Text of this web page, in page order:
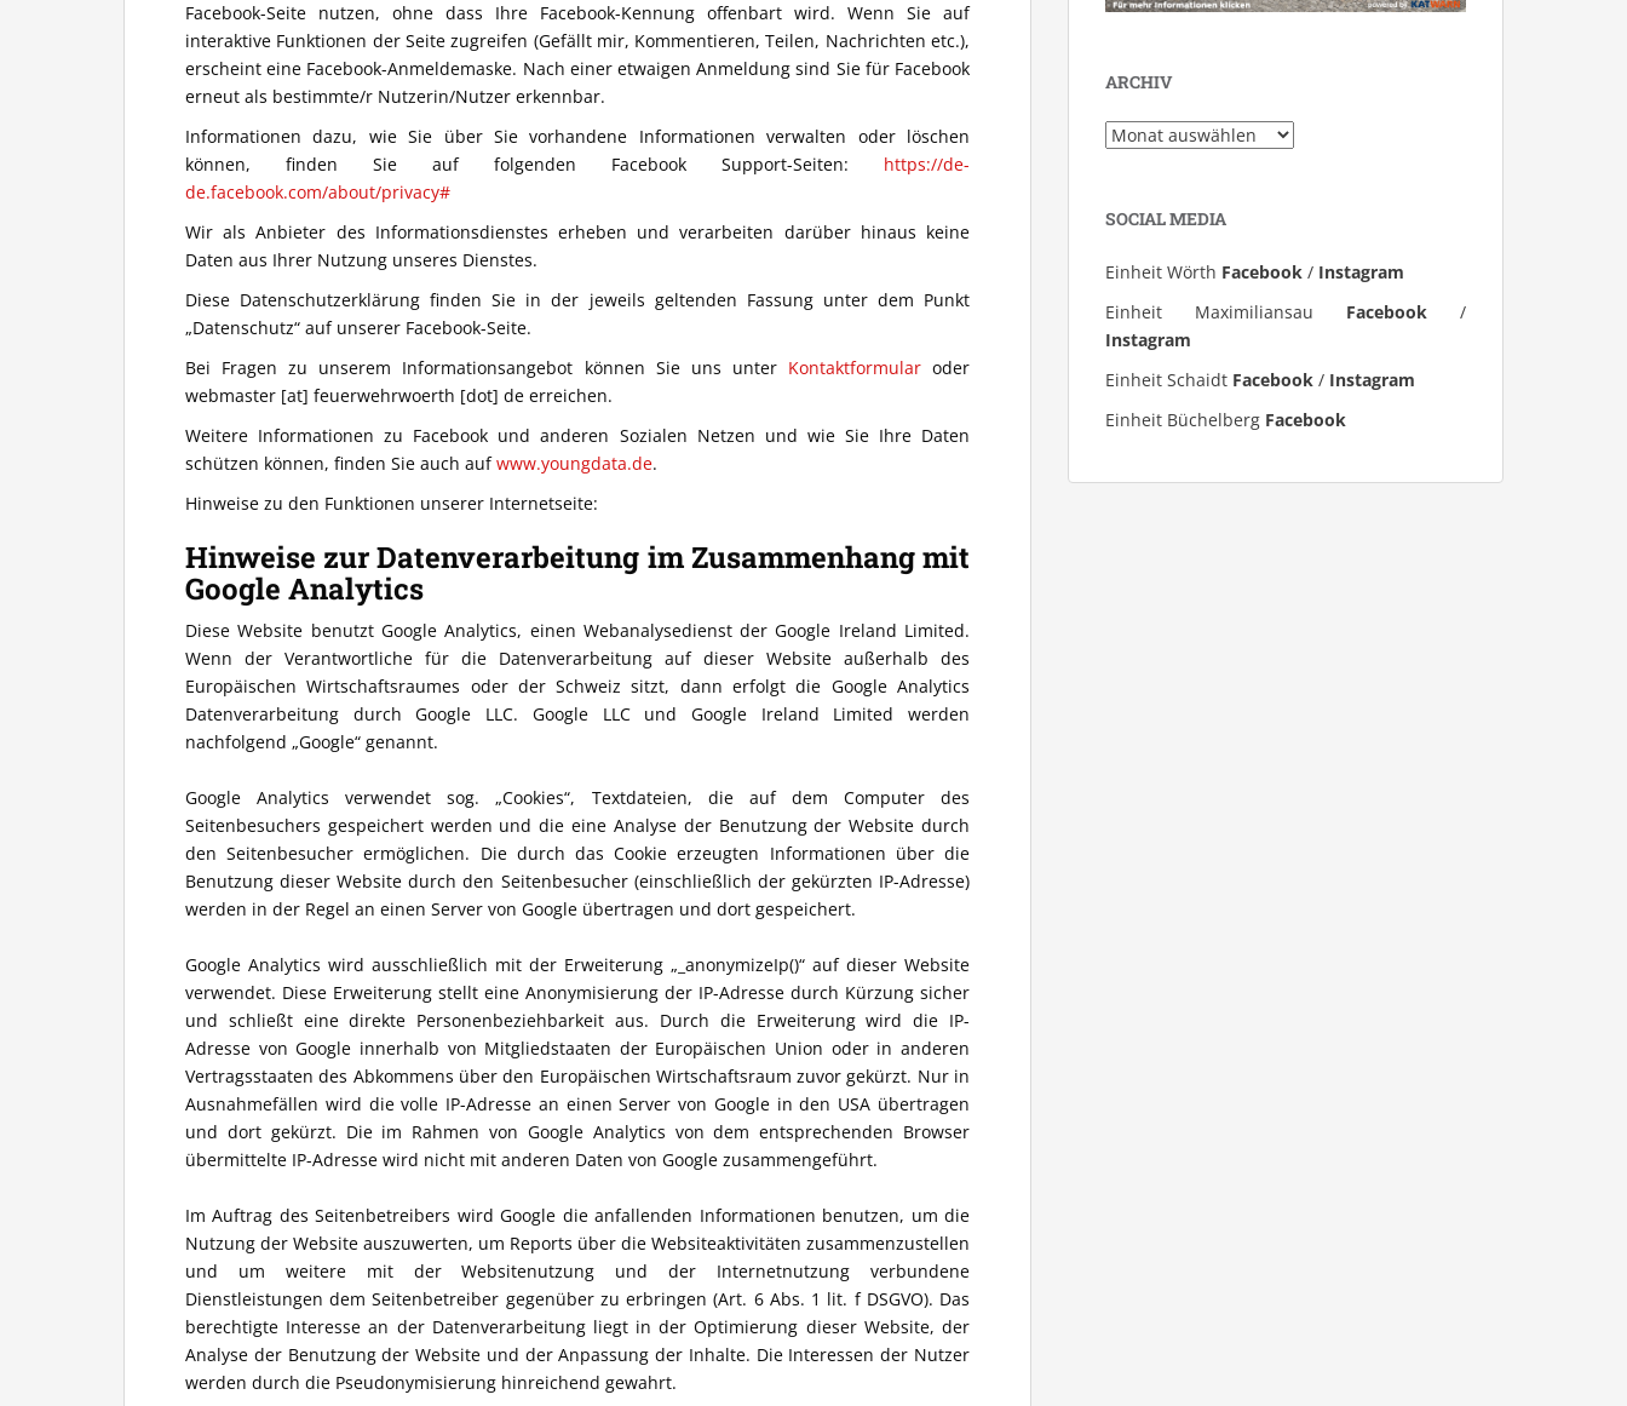
Facebook-Seite nutzen, ohne dass Ihre Facebook-Kennung offenbart wird. Wenn Sie auf
interaktive Funktionen der Seite zugreifen (Gefällt mir, Kommentieren, Teilen, Nachrichten etc.),
erscheint eine Facebook-Anmeldemaske. Nach einer etwaigen Anmeldung sind Sie für Facebook
erneut als bestimmte/r Nutzerin/Nutzer erkennbar.
Informationen dazu, wie Sie über Sie vorhandene Informationen verwalten oder löschen
können, finden Sie auf folgenden Facebook Support-Seiten: https://de-
de.facebook.com/about/privacy#
Wir als Anbieter des Informationsdienstes erheben und verarbeiten darüber hinaus keine
Daten aus Ihrer Nutzung unseres Dienstes.
Diese Datenschutzerklärung finden Sie in der jeweils geltenden Fassung unter dem Punkt
„Datenschutz“ auf unserer Facebook-Seite.
Bei Fragen zu unserem Informationsangebot können Sie uns unter Kontaktformularoder
webmaster [at] feuerwehrwoerth [dot] de erreichen.
Weitere Informationen zu Facebook und anderen Sozialen Netzen und wie Sie Ihre Daten
schützen können, finden Sie auch aufwww.youngdata.de.
Hinweise zu den Funktionen unserer Internetseite:
Hinweise zur Datenverarbeitung im Zusammenhang mit
Google Analytics
Diese Website benutzt Google Analytics, einen Webanalysedienst der Google Ireland Limited.
Wenn der Verantwortliche für die Datenverarbeitung auf dieser Website außerhalb des
Europäischen Wirtschaftsraumes oder der Schweiz sitzt, dann erfolgt die Google Analytics
Datenverarbeitung durch Google LLC. Google LLC und Google Ireland Limited werden
nachfolgend „Google“ genannt.
Google Analytics verwendet sog. „Cookies“, Textdateien, die auf dem Computer des
Seitenbesuchers gespeichert werden und die eine Analyse der Benutzung der Website durch
den Seitenbesucher ermöglichen. Die durch das Cookie erzeugten Informationen über die
Benutzung dieser Website durch den Seitenbesucher (einschließlich der gekürzten IP-Adresse)
werden in der Regel an einen Server von Google übertragen und dort gespeichert.
Google Analytics wird ausschließlich mit der Erweiterung „_anonymizeIp()“ auf dieser Website
verwendet. Diese Erweiterung stellt eine Anonymisierung der IP-Adresse durch Kürzung sicher
und schließt eine direkte Personenbeziehbarkeit aus. Durch die Erweiterung wird die IP-
Adresse von Google innerhalb von Mitgliedstaaten der Europäischen Union oder in anderen
Vertragsstaaten des Abkommens über den Europäischen Wirtschaftsraum zuvor gekürzt. Nur in
Ausnahmefällen wird die volle IP-Adresse an einen Server von Google in den USA übertragen
und dort gekürzt. Die im Rahmen von Google Analytics von dem entsprechenden Browser
übermittelte IP-Adresse wird nicht mit anderen Daten von Google zusammengeführt.
Im Auftrag des Seitenbetreibers wird Google die anfallenden Informationen benutzen, um die
Nutzung der Website auszuwerten, um Reports über die Websiteaktivitäten zusammenzustellen
und um weitere mit der Websitenutzung und der Internetnutzung verbundene
Dienstleistungen dem Seitenbetreiber gegenüber zu erbringen (Art. 6 Abs. 1 lit. f DSGVO). Das
berechtigte Interesse an der Datenverarbeitung liegt in der Optimierung dieser Website, der
Analyse der Benutzung der Website und der Anpassung der Inhalte. Die Interessen der Nutzer
werden durch die Pseudonymisierung hinreichend gewahrt.
ARCHIV
Archiv
SOCIAL MEDIA
Einheit Wörth Facebook / Instagram
Einheit Maximiliansau Facebook /
Instagram
Einheit Schaidt Facebook / Instagram
Einheit Büchelberg Facebook